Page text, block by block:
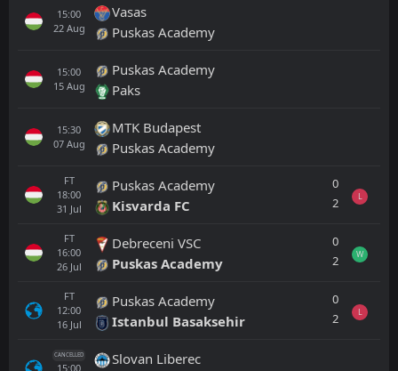
15:00
22 Aug
Vasas
Puskas Academy
15:00
15 Aug
Puskas Academy
Paks
15:30
07 Aug
MTK Budapest
Puskas Academy
FT
18:00
31 Jul
Puskas Academy
Kisvarda FC
0
2
L
FT
16:00
26 Jul
Debreceni VSC
Puskas Academy
0
2
W
FT
12:00
16 Jul
Puskas Academy
Istanbul Basaksehir
0
2
L
CANCELLED
15:00
Slovan Liberec